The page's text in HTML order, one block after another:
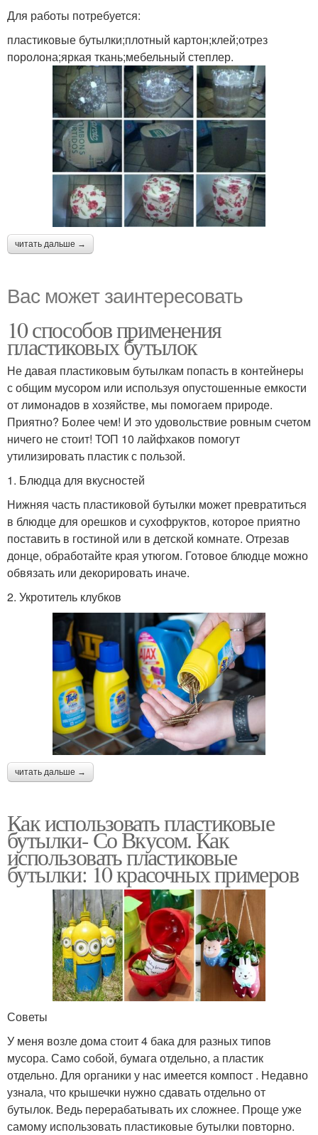
Для работы потребуется:
пластиковые бутылки;плотный картон;клей;отрез
поролона;яркая ткань;мебельный степлер.
читать дальше →
Вас может заинтересовать
10 способов применения
пластиковых бутылок
Не давая пластиковым бутылкам попасть в контейнеры
с общим мусором или используя опустошенные емкости
от лимонадов в хозяйстве, мы помогаем природе.
Приятно? Более чем! И это удовольствие ровным счетом
ничего не стоит! ТОП 10 лайфхаков помогут
утилизировать пластик с пользой.
1. Блюдца для вкусностей
Нижняя часть пластиковой бутылки может превратиться
в блюдце для орешков и сухофруктов, которое приятно
поставить в гостиной или в детской комнате. Отрезав
донце, обработайте края утюгом. Готовое блюдце можно
обвязать или декорировать иначе.
2. Укротитель клубков
читать дальше →
Как использовать пластиковые
бутылки- Со Вкусом. Как
использовать пластиковые
бутылки: 10 красочных примеров
Советы
У меня возле дома стоит 4 бака для разных типов
мусора. Само собой, бумага отдельно, а пластик
отдельно. Для органики у нас имеется компост . Недавно
узнала, что крышечки нужно сдавать отдельно от
бутылок. Ведь перерабатывать их сложнее. Проще уже
самому использовать пластиковые бутылки повторно.